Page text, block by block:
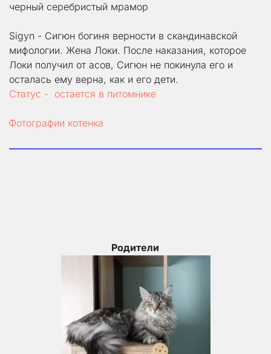
черный серебристый мрамор
Sigyn - Сигюн богиня верности в скандинавской
мифологии. Жена Локи. После наказания, которое
Локи получил от асов, Сигюн не покинула его и
осталась ему верна, как и его дети.
Статус -  остается в питомнике
Фотографии котенка
Родители